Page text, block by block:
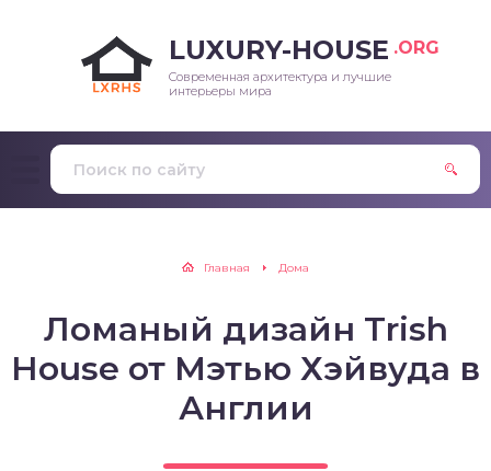
LUXURY-HOUSE .ORG
Современная архитектура и лучшие
интерьеры мира
Главная Дома
Ломаный дизайн Trish
House от Мэтью Хэйвуда в
Англии